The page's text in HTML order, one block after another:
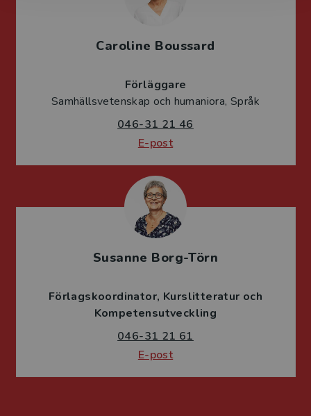
Caroline Boussard
Förläggare
Samhällsvetenskap och humaniora, Språk
046-31 21 46
E-post
Susanne Borg-Törn
Förlagskoordinator Kurslitteratur och
Kompetensutveckling
046-31 21 61
E-post